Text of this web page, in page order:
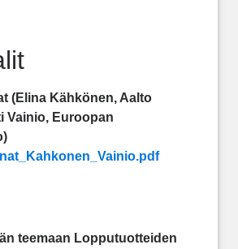
(Elina Kähkönen, Aalto
Vainio, Euroopan
teemaan Lopputuotteiden